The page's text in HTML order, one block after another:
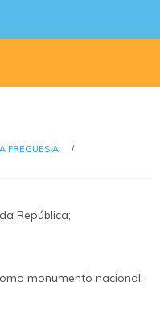
A FREGUESIA /
República;
monumento nacional;